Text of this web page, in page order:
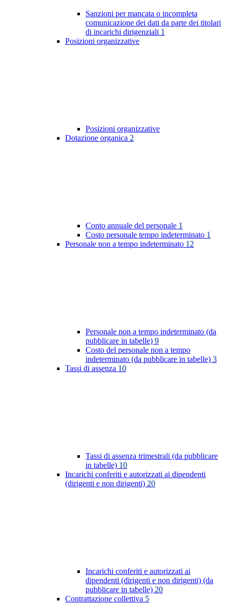
Sanzioni per mancata o incompleta
comunicazione dei dati da parte dei titolari
di incarichi dirigenziali 1
Posizioni organizzative
Posizioni organizzative
Dotazione organica 2
Conto annuale del personale 1
Costo personale tempo indeterminato 1
Personale non a tempo indeterminato 12
Personale non a tempo indeterminato (da
pubblicare in tabelle) 9
Costo del personale non a tempo
indeterminato (da pubblicare in tabelle) 3
Tassi di assenza 10
Tassi di assenza trimestrali (da pubblicare
in tabelle) 10
Incarichi conferiti e autorizzati ai dipendenti
(dirigenti e non dirigenti) 20
Incarichi conferiti e autorizzati ai
dipendenti (dirigenti e non dirigenti) (da
pubblicare in tabelle) 20
Contrattazione collettiva 5